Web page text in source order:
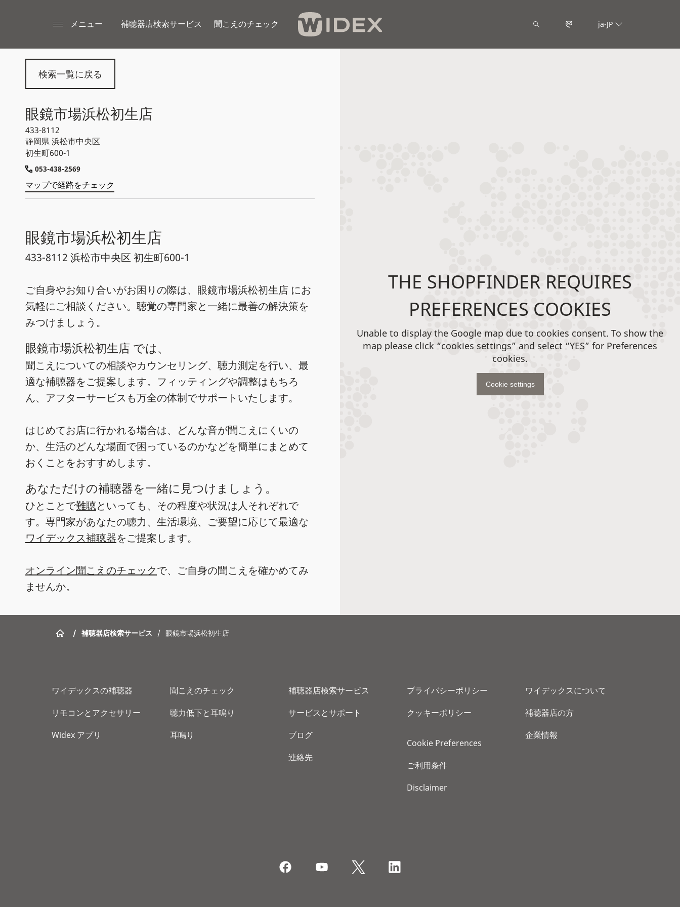
メニュー 補聴器店検索サービス 聞こえのチェック​ ja-JP
検索一覧に戻る
眼鏡市場浜松初生店
433-8112
静岡県浜松市中央区
初生町600-1
053-438-2569
マップで経路をチェック
眼鏡市場浜松初生店
433-8112 浜松市中央区 初生町600-1
ご自身やお知り合いがお困りの際は、眼鏡市場浜松初生店 にお
気軽にご相談ください。聴覚の専門家と一緒に最善の解決策を
みつけましょう。
眼鏡市場浜松初生店 では、
聞こえについての相談やカウンセリング、聴力測定を行い、最
適な補聴器をご提案します。フィッティングや調整はもちろ
ん、アフターサービスも万全の体制でサポートいたします。
はじめてお店に行かれる場合は、どんな音が聞こえにくいの
か、生活のどんな場面で困っているのかなどを簡単にまとめて
おくことをおすすめします。
あなただけの補聴器を一緒に見つけましょう。
ひとことで難聴といっても、その程度や状況は人それぞれで
す。専門家があなたの聴力、生活環境、ご要望に応じて最適な
ワイデックス補聴器をご提案します。
オンライン聞こえのチェックで、ご自身の聞こえを確かめてみ
ませんか。
THE SHOPFINDER REQUIRES
PREFERENCES COOKIES
Unable to display the Google map due to cookies consent. To show the
map please click “cookies settings” and select “YES” for Preferences
cookies.
Cookie settings
/ 補聴器店検索サービス / 眼鏡市場浜松初生店
ワイデックスの補聴器
リモコンとアクセサリー
Widex アプリ
聞こえのチェック
聴力低下と耳鳴り
耳鳴り
補聴器店検索サービス
サービスとサポート
ブログ
連絡先
プライバシーポリシー
クッキーポリシー
Cookie Preferences
ご利用条件
Disclaimer
ワイデックスについて
補聴器店の方
企業情報